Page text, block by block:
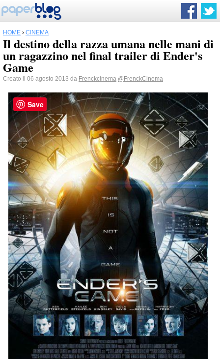
HOME › CINEMA
Il destino della razza umana nelle mani di
un ragazzino nel final trailer di Ender's
Game
Creato il 06 agosto 2013 da Frenckcinema @FrenckCinema
Save